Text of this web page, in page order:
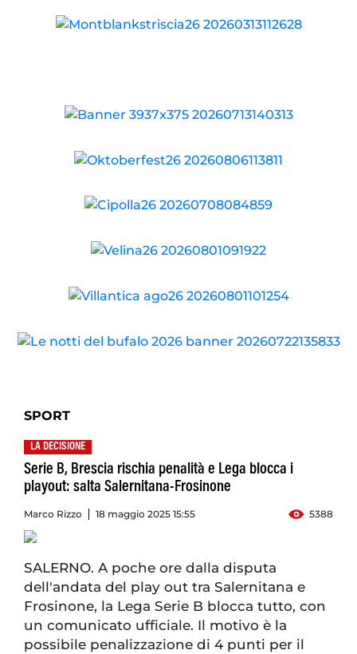
SPORT
LA DECISIONE
Serie B, Brescia rischia penalità e Lega blocca i
playout: salta Salernitana-Frosinone
Marco Rizzo 18 maggio 2025 15:55 5388
SALERNO. A poche ore dalla disputa
dell'andata del play out tra Salernitana e
Frosinone, la Lega Serie B blocca tutto, con
un comunicato ufficiale. Il motivo è la
possibile penalizzazione di 4 punti per il